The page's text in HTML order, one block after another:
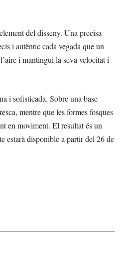
del disseny. Una precisa
i autèntic cada vegada que un
i mantingui la seva velocitat i
i sofisticada. Sobre una base
mentre que les formes fosques
en moviment. El resultat és un
disponible a partir del 26 de